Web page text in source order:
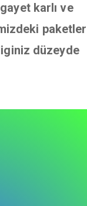
karlı ve
paketler
düzeyde